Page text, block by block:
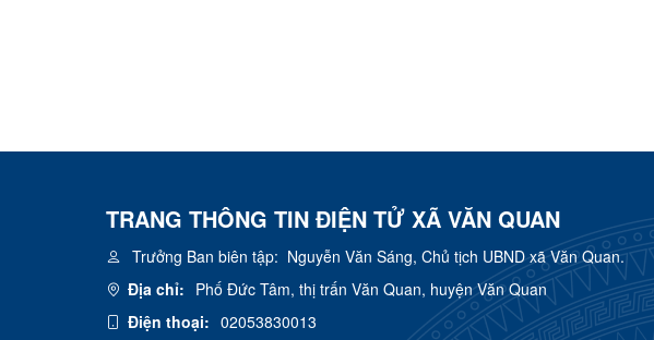
TRANG THÔNG TIN ĐIỆN TỬ XÃ VĂN QUAN
Trưởng Ban biên tập: Nguyễn Văn Sáng, Chủ tịch UBND xã Văn Quan.
Địa chỉ: Phố Đức Tâm, thị trấn Văn Quan, huyện Văn Quan
Điện thoại: 02053830013